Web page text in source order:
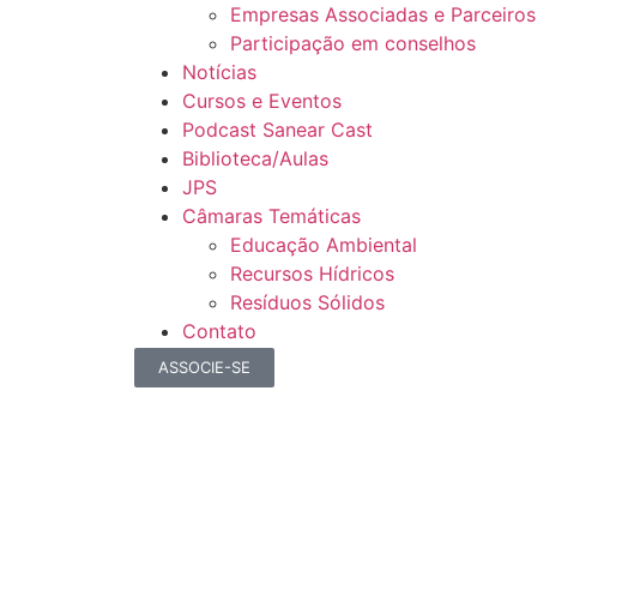
Empresas Associadas e Parceiros
Participação em conselhos
Notícias
Cursos e Eventos
Podcast Sanear Cast
Biblioteca/Aulas
JPS
Câmaras Temáticas
Educação Ambiental
Recursos Hídricos
Resíduos Sólidos
Contato
ASSOCIE-SE